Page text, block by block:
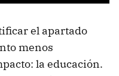
el apartado
menos
la educación.